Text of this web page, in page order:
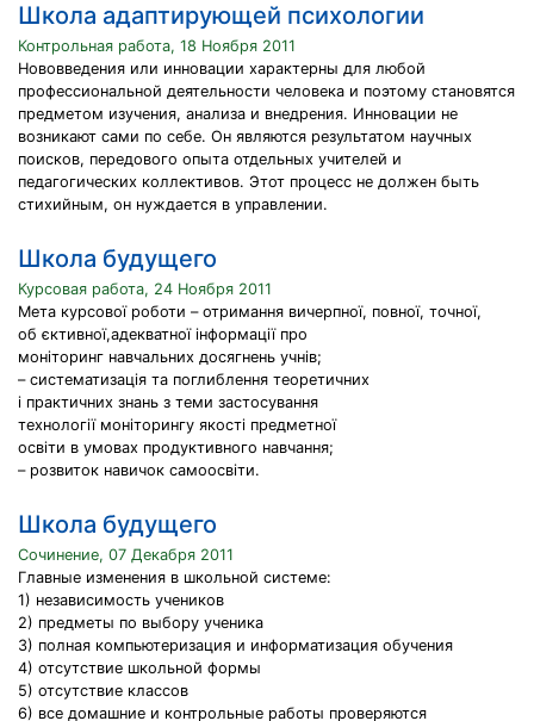
Школа адаптирующей психологии
Контрольная работа, 18 Ноября 2011
Нововведения или инновации характерны для любой
профессиональной деятельности человека и поэтому становятся
предметом изучения, анализа и внедрения. Инновации не
возникают сами по себе. Он являются результатом научных
поисков, передового опыта отдельных учителей и
педагогических коллективов. Этот процесс не должен быть
стихийным, он нуждается в управлении.
Школа будущего
Курсовая работа, 24 Ноября 2011
Мета курсової роботи – отримання вичерпної, повної, точної,
об єктивної,адекватної інформації про
моніторинг навчальних досягнень учнів;
– систематизація та поглиблення теоретичних
і практичних знань з теми застосування
технології моніторингу якості предметної
освіти в умовах продуктивного навчання;
– розвиток навичок самоосвіти.
Школа будущего
Сочинение, 07 Декабря 2011
Главные изменения в школьной системе:
1) независимость учеников
2) предметы по выбору ученика
3) полная компьютеризация и информатизация обучения
4) отсутствие школьной формы
5) отсутствие классов
6) все домашние и контрольные работы проверяются